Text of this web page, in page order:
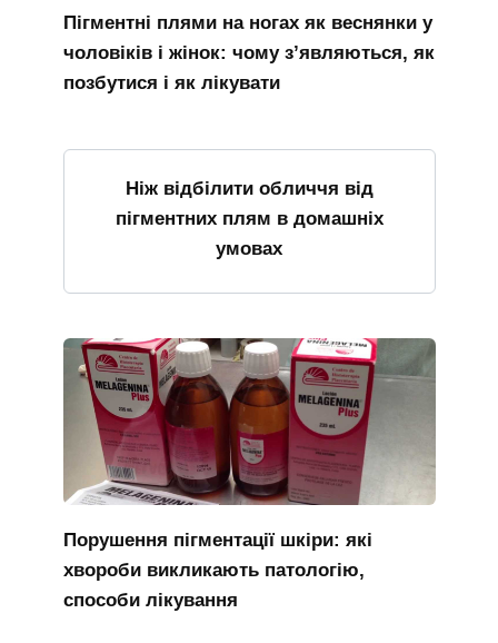
Пігментні плями на ногах як веснянки у
чоловіків і жінок: чому з’являються, як
позбутися і як лікувати
Ніж відбілити обличчя від
пігментних плям в домашніх
умовах
Порушення пігментації шкіри: які
хвороби викликають патологію,
способи лікування